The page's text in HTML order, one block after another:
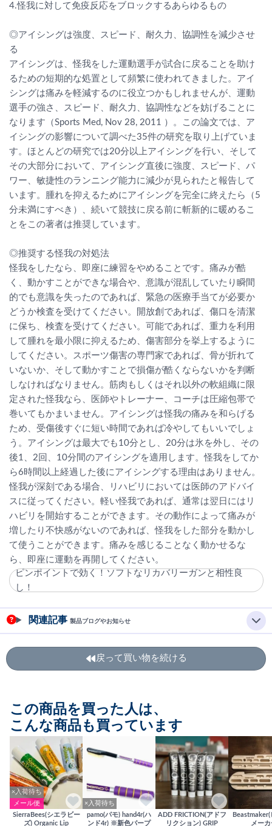
4.怪我に対して免疫反応をブロックするあらゆるもの
◎アイシングは強度、スピード、耐久力、協調性を減少させ
る
アイシングは、怪我をした運動選手が試合に戻ることを助け
るための短期的な処置として頻繁に使われてきました。アイ
シングは痛みを軽減するのに役立つかもしれませんが、運動
選手の強さ、スピード、耐久力、協調性などを妨げることに
なります（Sports Med, Nov 28, 2011 ）。この論文では、ア
イシングの影響について調べた35件の研究を取り上げていま
す。ほとんどの研究では20分以上アイシングを行い、そして
その大部分において、アイシング直後に強度、スピード、パ
ワー、敏捷性のランニング能力に減少が見られたと報告して
います。腫れを抑えるためにアイシングを完全に終えたら（5
分未満にすべき）、続いて競技に戻る前に斬新的に暖めるこ
とをこの著者は推奨しています。
◎推奨する怪我の対処法
怪我をしたなら、即座に練習をやめることです。痛みが酷
く、動かすことができな場合や、意識が混乱していたり瞬間
的でも意識を失ったのであれば、緊急の医療手当てが必要か
どうか検査を受けてください。開放創であれば、傷口を清潔
に保ち、検査を受けてください。可能であれば、重力を利用
して腫れを最小限に抑えるため、傷害部分を挙上するように
してください。スポーツ傷害の専門家であれば、骨が折れて
いないか、そして動かすことで損傷が酷くならないかを判断
しなければなりません。筋肉もしくはそれ以外の軟組織に限
定された怪我なら、医師やトレーナー、コーチは圧縮包帯で
巻いてもかまいません。アイシングは怪我の痛みを和らげる
ため、受傷後すぐに短い時間であれば冷やしてもいいでしょ
う。アイシングは最大でも10分とし、20分は氷を外し、その
後1、2回、10分間のアイシングを適用します。怪我をしてか
ら6時間以上経過した後にアイシングする理由はありません。
怪我が深刻である場合、リハビリにおいては医師のアドバイ
スに従ってください。軽い怪我であれば、通常は翌日にはリ
ハビリを開始することができます。その動作によって痛みが
増したり不快感がないのであれば、怪我をした部分を動かし
て使うことができます。痛みを感じることなく動かせるな
ら、即座に運動を再開してください。
ピンポイントで効く！ソフトなリカバリーガンと相性良
し！
関連記事 製品ブログやお知らせ
戻って買い物を続ける
この商品を買った人は、
こんな商品も買っています
×入荷待ち
メール便
SierraBees(シエラビー
ズ) Organic Lip
×入荷待ち
pamo(パモ) hand4r(ハ
ンド4r) ※新色パープ
ADD FRICTION(アドフ
リクション) GRIP
メーカ